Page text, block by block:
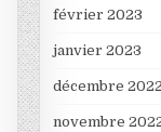
février 2023
janvier 2023
décembre 2022
novembre